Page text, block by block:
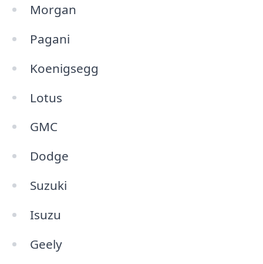
Morgan
Pagani
Koenigsegg
Lotus
GMC
Dodge
Suzuki
Isuzu
Geely